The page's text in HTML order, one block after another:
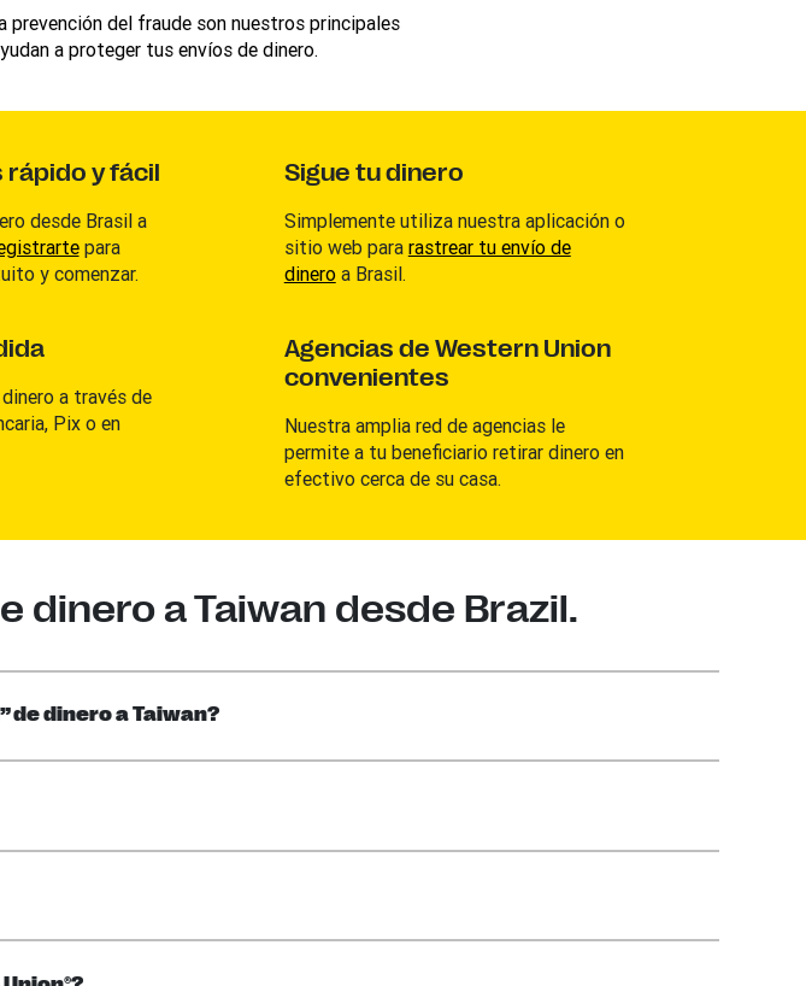
prevención del fraude son nuestros principales
a proteger tus envíos de dinero.
y fácil
desde Brasil a
para
y comenzar.
a través de
Pix o en
Sigue tu dinero
Simplemente utiliza nuestra aplicación o
sitio web para rastrear tu envío de
dineroa Brasil.
Agencias de Western Union
convenientes
Nuestra amplia red de agencias le
permite a tu beneficiario retirar dinero en
efectivo cerca de su casa.
a Taiwan desde Brazil.
de dinero a Taiwan?